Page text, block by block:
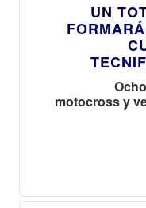
UN
motocross y